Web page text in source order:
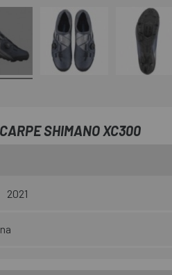
SHIMANO XC300
2021